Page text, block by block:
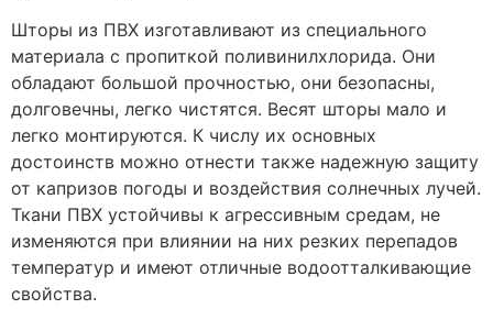
Шторы из ПВХ изготавливают из специального
материала с пропиткой поливинилхлорида. Они
обладают большой прочностью, они безопасны,
долговечны, легко чистятся. Весят шторы мало и
легко монтируются. К числу их основных
достоинств можно отнести также надежную защиту
от капризов погоды и воздействия солнечных лучей.
Ткани ПВХ устойчивы к агрессивным средам, не
изменяются при влиянии на них резких перепадов
температур и имеют отличные водоотталкивающие
свойства.